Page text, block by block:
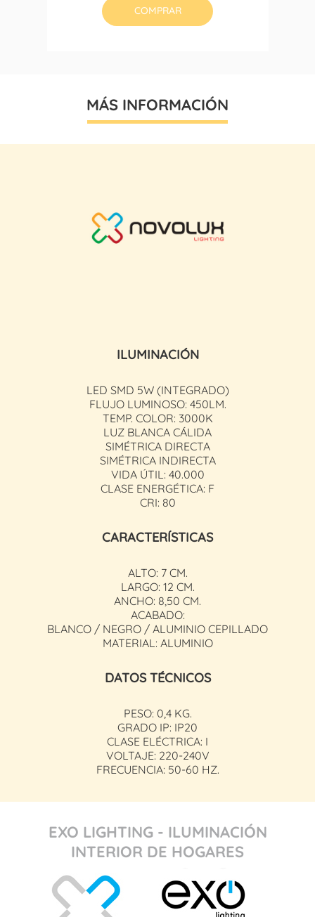
COMPRAR
MÁS INFORMACIÓN
ILUMINACIÓN
LED SMD 5W (INTEGRADO)
FLUJO LUMINOSO: 450LM.
TEMP. COLOR: 3000K
LUZ BLANCA CÁLIDA
SIMÉTRICA DIRECTA
SIMÉTRICA INDIRECTA
VIDA ÚTIL: 40.000
CLASE ENERGÉTICA: F
CRI: 80
CARACTERÍSTICAS
ALTO: 7 CM.
LARGO: 12 CM.
ANCHO: 8,50 CM.
ACABADO:
BLANCO / NEGRO / ALUMINIO CEPILLADO
MATERIAL: ALUMINIO
DATOS TÉCNICOS
PESO: 0,4 KG.
GRADO IP: IP20
CLASE ELÉCTRICA: I
VOLTAJE: 220-240V
FRECUENCIA: 50-60 HZ.
EXO LIGHTING - ILUMINACIÓN
INTERIOR DE HOGARES